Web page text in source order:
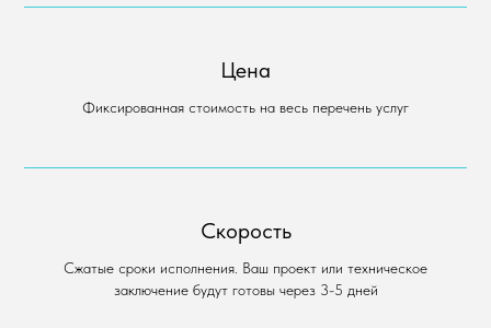
Цена
Фиксированная стоимость на весь перечень услуг
Скорость
Сжатые сроки исполнения. Ваш проект или техническое
заключение будут готовы через 3-5 дней